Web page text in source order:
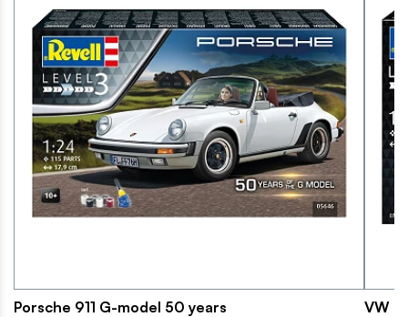
Porsche 911 G-model 50 years VW